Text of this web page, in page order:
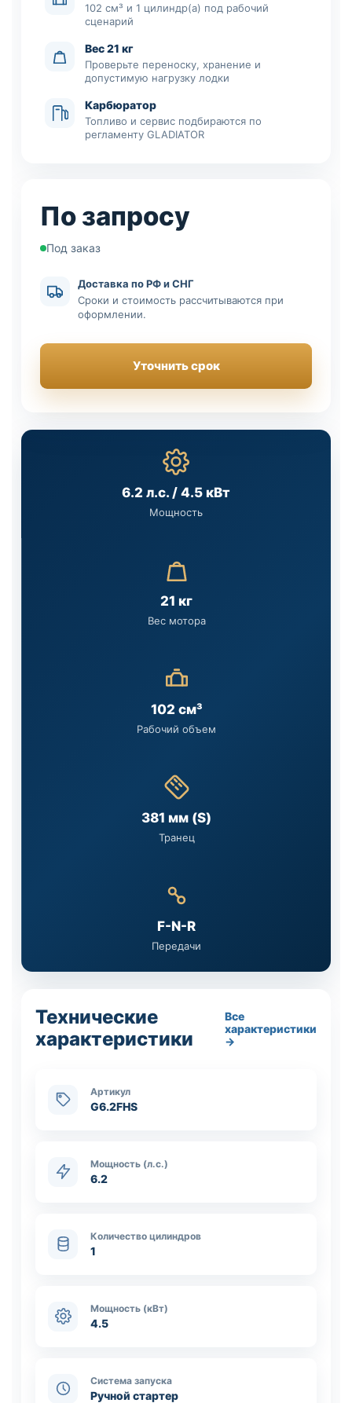
102 см³ и 1 цилиндр(а) под рабочий
сценарий
Вес 21 кг
Проверьте переноску, хранение и
допустимую нагрузку лодки
Карбюратор
Топливо и сервис подбираются по
регламенту GLADIATOR
По запросу
Под заказ
Доставка по РФ и СНГ
Сроки и стоимость рассчитываются при
оформлении.
Уточнить срок
6.2 л.с. / 4.5 кВт
Мощность
21 кг
Вес мотора
102 см³
Рабочий объем
381 мм (S)
Транец
F-N-R
Передачи
Технические
характеристики
Все
характеристики
→
Артикул
G6.2FHS
Мощность (л.с.)
6.2
Количество цилиндров
1
Мощность (кВт)
4.5
Система запуска
Ручной стартер